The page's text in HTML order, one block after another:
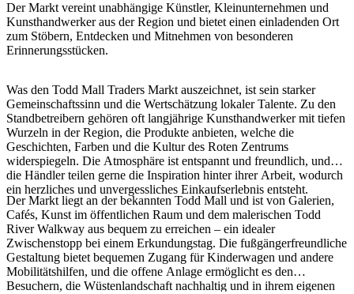
Der Markt vereint unabhängige Künstler, Kleinunternehmen und
Kunsthandwerker aus der Region und bietet einen einladenden Ort
zum Stöbern, Entdecken und Mitnehmen von besonderen
Erinnerungsstücken.
Was den Todd Mall Traders Markt auszeichnet, ist sein starker
Gemeinschaftssinn und die Wertschätzung lokaler Talente. Zu den
Standbetreibern gehören oft langjährige Kunsthandwerker mit tiefen
Wurzeln in der Region, die Produkte anbieten, welche die
Geschichten, Farben und die Kultur des Roten Zentrums
widerspiegeln. Die Atmosphäre ist entspannt und freundlich, und
die Händler teilen gerne die Inspiration hinter ihrer Arbeit, wodurch
ein herzliches und unvergessliches Einkaufserlebnis entsteht.
Der Markt liegt an der bekannten Todd Mall und ist von Galerien,
Cafés, Kunst im öffentlichen Raum und dem malerischen Todd
River Walkway aus bequem zu erreichen – ein idealer
Zwischenstopp bei einem Erkundungstag. Die fußgängerfreundliche
Gestaltung bietet bequemen Zugang für Kinderwagen und andere
Mobilitätshilfen, und die offene Anlage ermöglicht es den
Besuchern, die Wüstenlandschaft nachhaltig und in ihrem eigenen